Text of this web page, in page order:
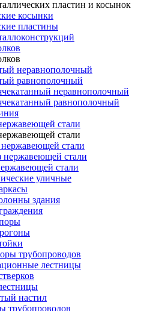
пластин и косынок
косынки
пластины
неравнополочный
равнополочный
неравнополочный
равнополочный
стали
стали
стали
нержавеющей стали
стали
уличные
здания
трубопроводов
лестницы
настил
трубопроводов